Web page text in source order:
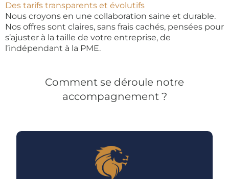
Des tarifs transparents et évolutifs
Nous croyons en une collaboration saine et durable.
Nos offres sont claires, sans frais cachés, pensées pour
s’ajuster à la taille de votre entreprise, de
l’indépendant à la PME.
Comment se déroule notre
accompagnement ?